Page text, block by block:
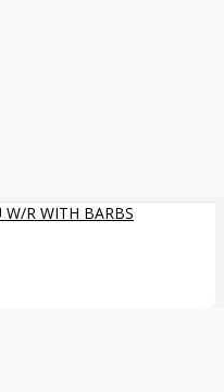
R WITH BARBS